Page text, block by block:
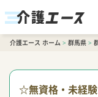
介護エース ホーム > 群馬県 >
☆無資格・未経